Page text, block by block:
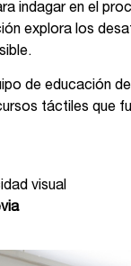
indagar en el
explora los
de educación
táctiles que
visual